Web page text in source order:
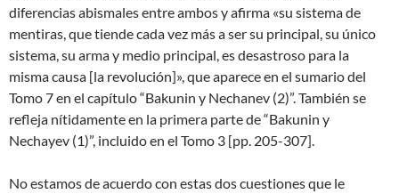
diferencias abismales entre ambos y afirma «su sistema de
mentiras, que tiende cada vez más a ser su principal, su único
sistema, su arma y medio principal, es desastroso para la
misma causa [la revolución]», que aparece en el sumario del
Tomo 7 en el capítulo “Bakunin y Nechanev (2)”. También se
refleja nítidamente en la primera parte de “Bakunin y
Nechayev (1)”, incluido en el Tomo 3 [pp. 205-307].
No estamos de acuerdo con estas dos cuestiones que le